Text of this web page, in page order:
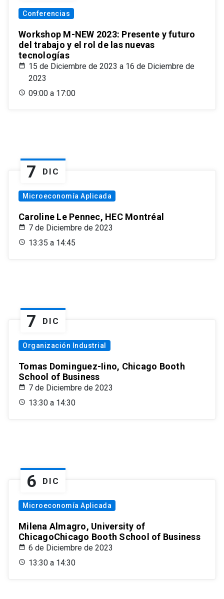
Conferencias
Workshop M-NEW 2023: Presente y futuro
del trabajo y el rol de las nuevas
tecnologías
15 de Diciembre de 2023 a 16 de Diciembre de
2023
09:00 a 17:00
7 DIC
Microeconomía Aplicada
Caroline Le Pennec, HEC Montréal
7 de Diciembre de 2023
13:35 a 14:45
7 DIC
Organización Industrial
Tomas Dominguez-Iino, Chicago Booth
School of Business
7 de Diciembre de 2023
13:30 a 14:30
6 DIC
Microeconomía Aplicada
Milena Almagro, University of
ChicagoChicago Booth School of Business
6 de Diciembre de 2023
13:30 a 14:30